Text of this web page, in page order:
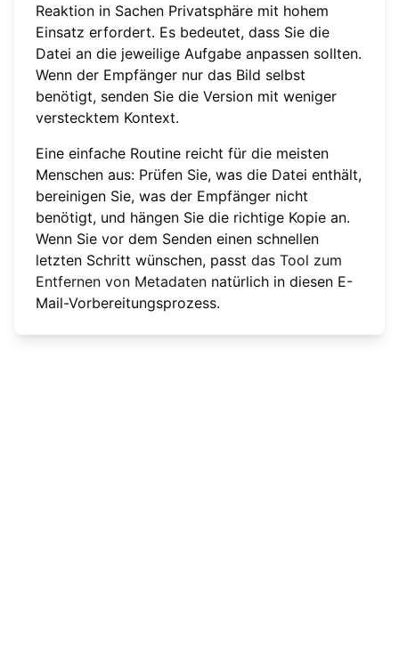
Reaktion in Sachen Privatsphäre mit hohem
Einsatz erfordert. Es bedeutet, dass Sie die
Datei an die jeweilige Aufgabe anpassen sollten.
Wenn der Empfänger nur das Bild selbst
benötigt, senden Sie die Version mit weniger
verstecktem Kontext.
Eine einfache Routine reicht für die meisten
Menschen aus: Prüfen Sie, was die Datei enthält,
bereinigen Sie, was der Empfänger nicht
benötigt, und hängen Sie die richtige Kopie an.
Wenn Sie vor dem Senden einen schnellen
letzten Schritt wünschen, passt das Tool zum
Entfernen von Metadaten natürlich in diesen E-
Mail-Vorbereitungsprozess.